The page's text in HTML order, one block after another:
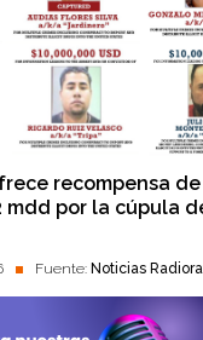
recompensa de
mdd por la cúpula
Fuente: Noticias